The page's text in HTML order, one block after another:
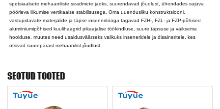
spetsiaalsete mehaaniliste seadmete jaoks, suurendavad jõudlust, ühendades sujuva
pöörleva liikumise vertikaalse stabiilsusega. Oma uuendusliku konstruktsiooni,
vastupidavate materjalide ja täpse inseneritööga tagavad FZH-, FZL- ja FZP-põhised
alumiiniumipõhised kuulihaagrid pikaajalise töökindluse, suure täpsuse ja väiksema
hoolduse, muutes need usaldusväärseks valikuks inseneridele ja disaineritele, kes
otsivad suurepärast mehaanilist jõudlust.
SEOTUD TOOTED